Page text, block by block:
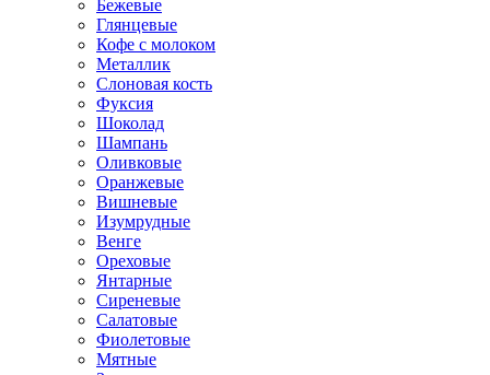
Бежевые
Глянцевые
Кофе с молоком
Металлик
Слоновая кость
Фуксия
Шоколад
Шампань
Оливковые
Оранжевые
Вишневые
Изумрудные
Венге
Ореховые
Янтарные
Сиреневые
Салатовые
Фиолетовые
Мятные